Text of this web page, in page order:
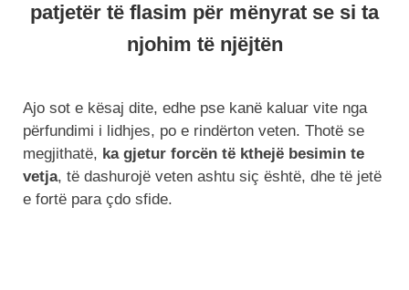
patjetër të flasim për mënyrat se si ta
njohim të njëjtën
Ajo sot e kësaj dite, edhe pse kanë kaluar vite nga
përfundimi i lidhjes, po e rindërton veten. Thotë se
megjithatë, ka gjetur forcën të kthejë besimin te
vetja, të dashurojë veten ashtu siç është, dhe të jetë
e fortë para çdo sfide.